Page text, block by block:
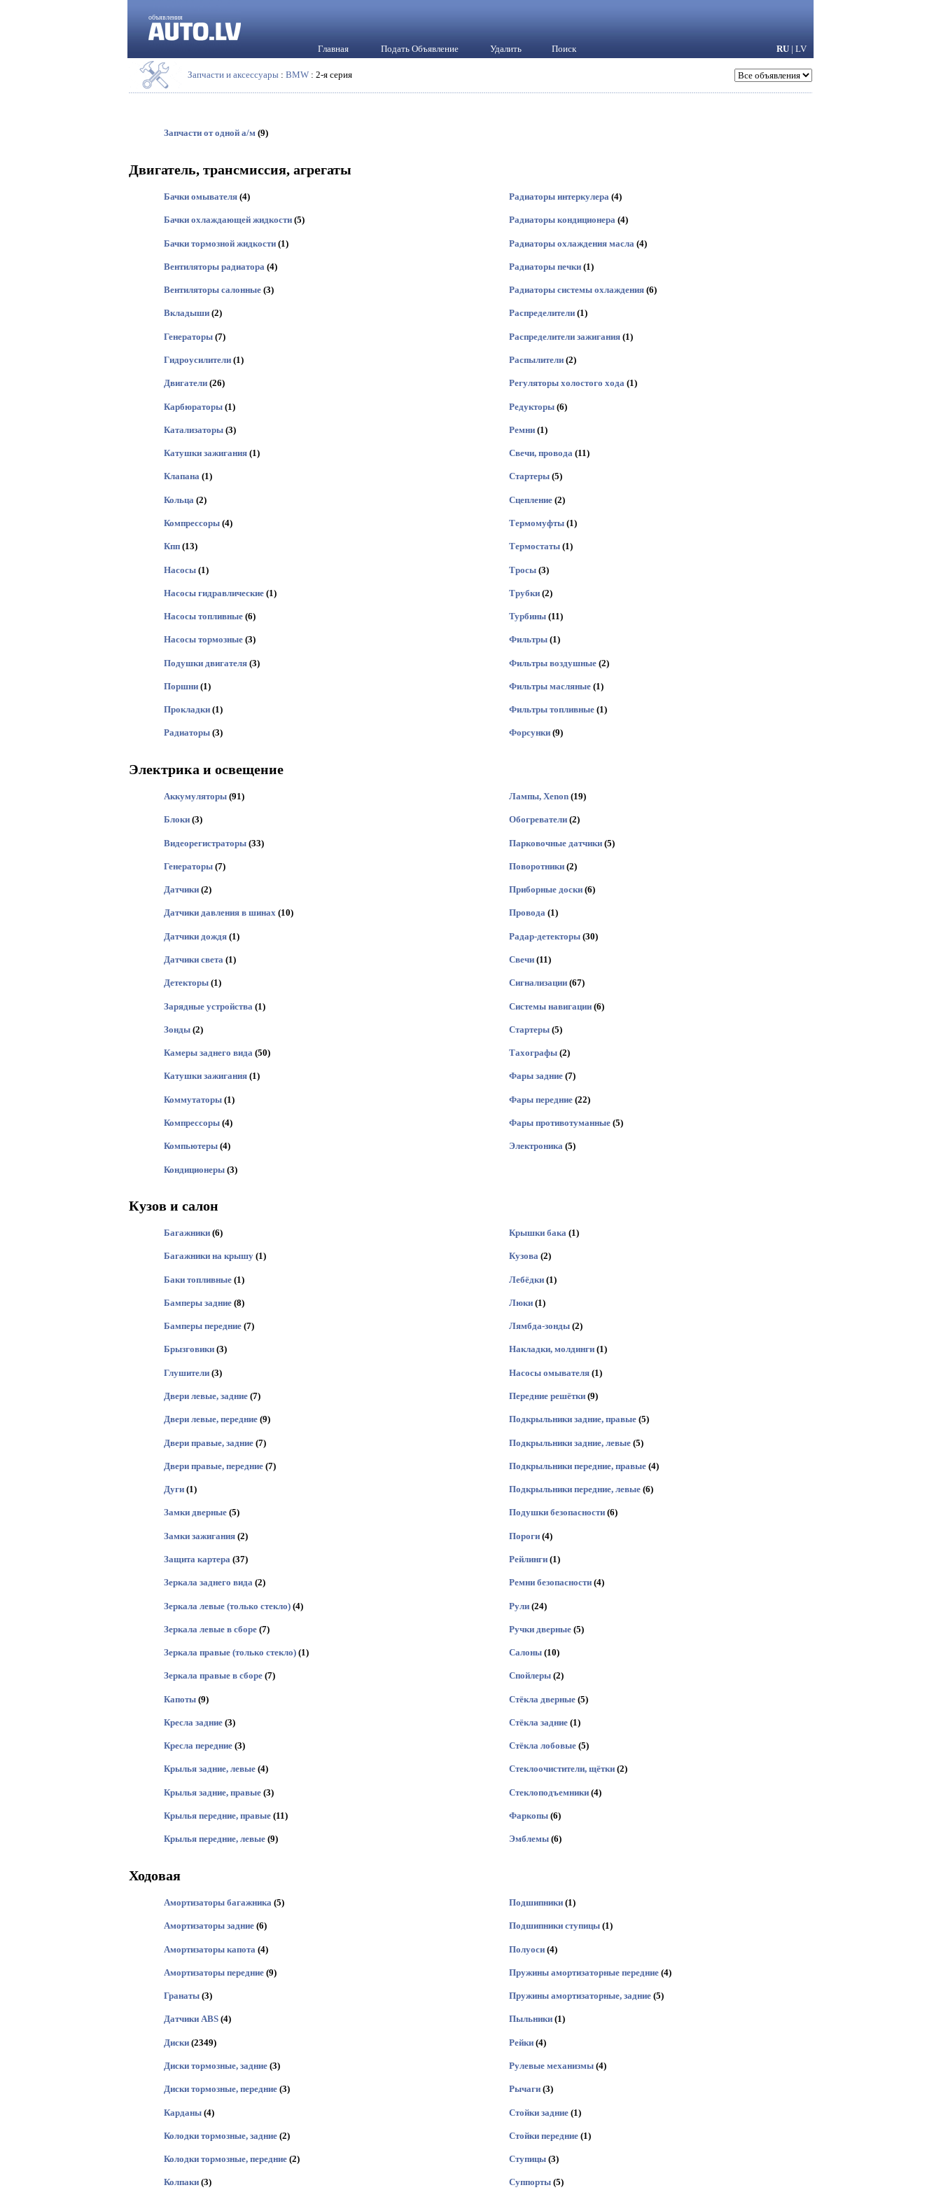
объявления
Главная Подать Объявление Удалить Поиск RU | LV
Запчасти и аксессуары : BMW : 2-я серия
Запчасти от одной а/м (9)
Двигатель, трансмиссия, агрегаты
Бачки омывателя (4)
Бачки охлаждающей жидкости (5)
Бачки тормозной жидкости (1)
Вентиляторы радиатора (4)
Вентиляторы салонные (3)
Вкладыши (2)
Генераторы (7)
Гидроусилители (1)
Двигатели (26)
Карбюраторы (1)
Катализаторы (3)
Катушки зажигания (1)
Клапана (1)
Кольца (2)
Компрессоры (4)
Кпп (13)
Насосы (1)
Насосы гидравлические (1)
Насосы топливные (6)
Насосы тормозные (3)
Подушки двигателя (3)
Поршни (1)
Прокладки (1)
Радиаторы (3)
Радиаторы интеркулера (4)
Радиаторы кондиционера (4)
Радиаторы охлаждения масла (4)
Радиаторы печки (1)
Радиаторы системы охлаждения (6)
Распределители (1)
Распределители зажигания (1)
Распылители (2)
Регуляторы холостого хода (1)
Редукторы (6)
Ремни (1)
Свечи, провода (11)
Стартеры (5)
Сцепление (2)
Термомуфты (1)
Термостаты (1)
Тросы (3)
Трубки (2)
Турбины (11)
Фильтры (1)
Фильтры воздушные (2)
Фильтры масляные (1)
Фильтры топливные (1)
Форсунки (9)
Электрика и освещение
Аккумуляторы (91)
Блоки (3)
Видеорегистраторы (33)
Генераторы (7)
Датчики (2)
Датчики давления в шинах (10)
Датчики дождя (1)
Датчики света (1)
Детекторы (1)
Зарядные устройства (1)
Зонды (2)
Камеры заднего вида (50)
Катушки зажигания (1)
Коммутаторы (1)
Компрессоры (4)
Компьютеры (4)
Кондиционеры (3)
Лампы, Xenon (19)
Обогреватели (2)
Парковочные датчики (5)
Поворотники (2)
Приборные доски (6)
Провода (1)
Радар-детекторы (30)
Свечи (11)
Сигнализации (67)
Системы навигации (6)
Стартеры (5)
Тахографы (2)
Фары задние (7)
Фары передние (22)
Фары противотуманные (5)
Электроника (5)
Кузов и салон
Багажники (6)
Багажники на крышу (1)
Баки топливные (1)
Бамперы задние (8)
Бамперы передние (7)
Брызговики (3)
Глушители (3)
Двери левые, задние (7)
Двери левые, передние (9)
Двери правые, задние (7)
Двери правые, передние (7)
Дуги (1)
Замки дверные (5)
Замки зажигания (2)
Защита картера (37)
Зеркала заднего вида (2)
Зеркала левые (только стекло) (4)
Зеркала левые в сборе (7)
Зеркала правые (только стекло) (1)
Зеркала правые в сборе (7)
Капоты (9)
Кресла задние (3)
Кресла передние (3)
Крылья задние, левые (4)
Крылья задние, правые (3)
Крылья передние, правые (11)
Крылья передние, левые (9)
Крышки бака (1)
Кузова (2)
Лебёдки (1)
Люки (1)
Лямбда-зонды (2)
Накладки, молдинги (1)
Насосы омывателя (1)
Передние решётки (9)
Подкрыльники задние, правые (5)
Подкрыльники задние, левые (5)
Подкрыльники передние, правые (4)
Подкрыльники передние, левые (6)
Подушки безопасности (6)
Пороги (4)
Рейлинги (1)
Ремни безопасности (4)
Рули (24)
Ручки дверные (5)
Салоны (10)
Спойлеры (2)
Стёкла дверные (5)
Стёкла задние (1)
Стёкла лобовые (5)
Стеклоочистители, щётки (2)
Стеклоподъемники (4)
Фаркопы (6)
Эмблемы (6)
Ходовая
Амортизаторы багажника (5)
Амортизаторы задние (6)
Амортизаторы капота (4)
Амортизаторы передние (9)
Гранаты (3)
Датчики ABS (4)
Диски (2349)
Диски тормозные, задние (3)
Диски тормозные, передние (3)
Карданы (4)
Колодки тормозные, задние (2)
Колодки тормозные, передние (2)
Колпаки (3)
Подшипники (1)
Подшипники ступицы (1)
Полуоси (4)
Пружины амортизаторные передние (4)
Пружины амортизаторные, задние (5)
Пыльники (1)
Рейки (4)
Рулевые механизмы (4)
Рычаги (3)
Стойки задние (1)
Стойки передние (1)
Ступицы (3)
Суппорты (5)